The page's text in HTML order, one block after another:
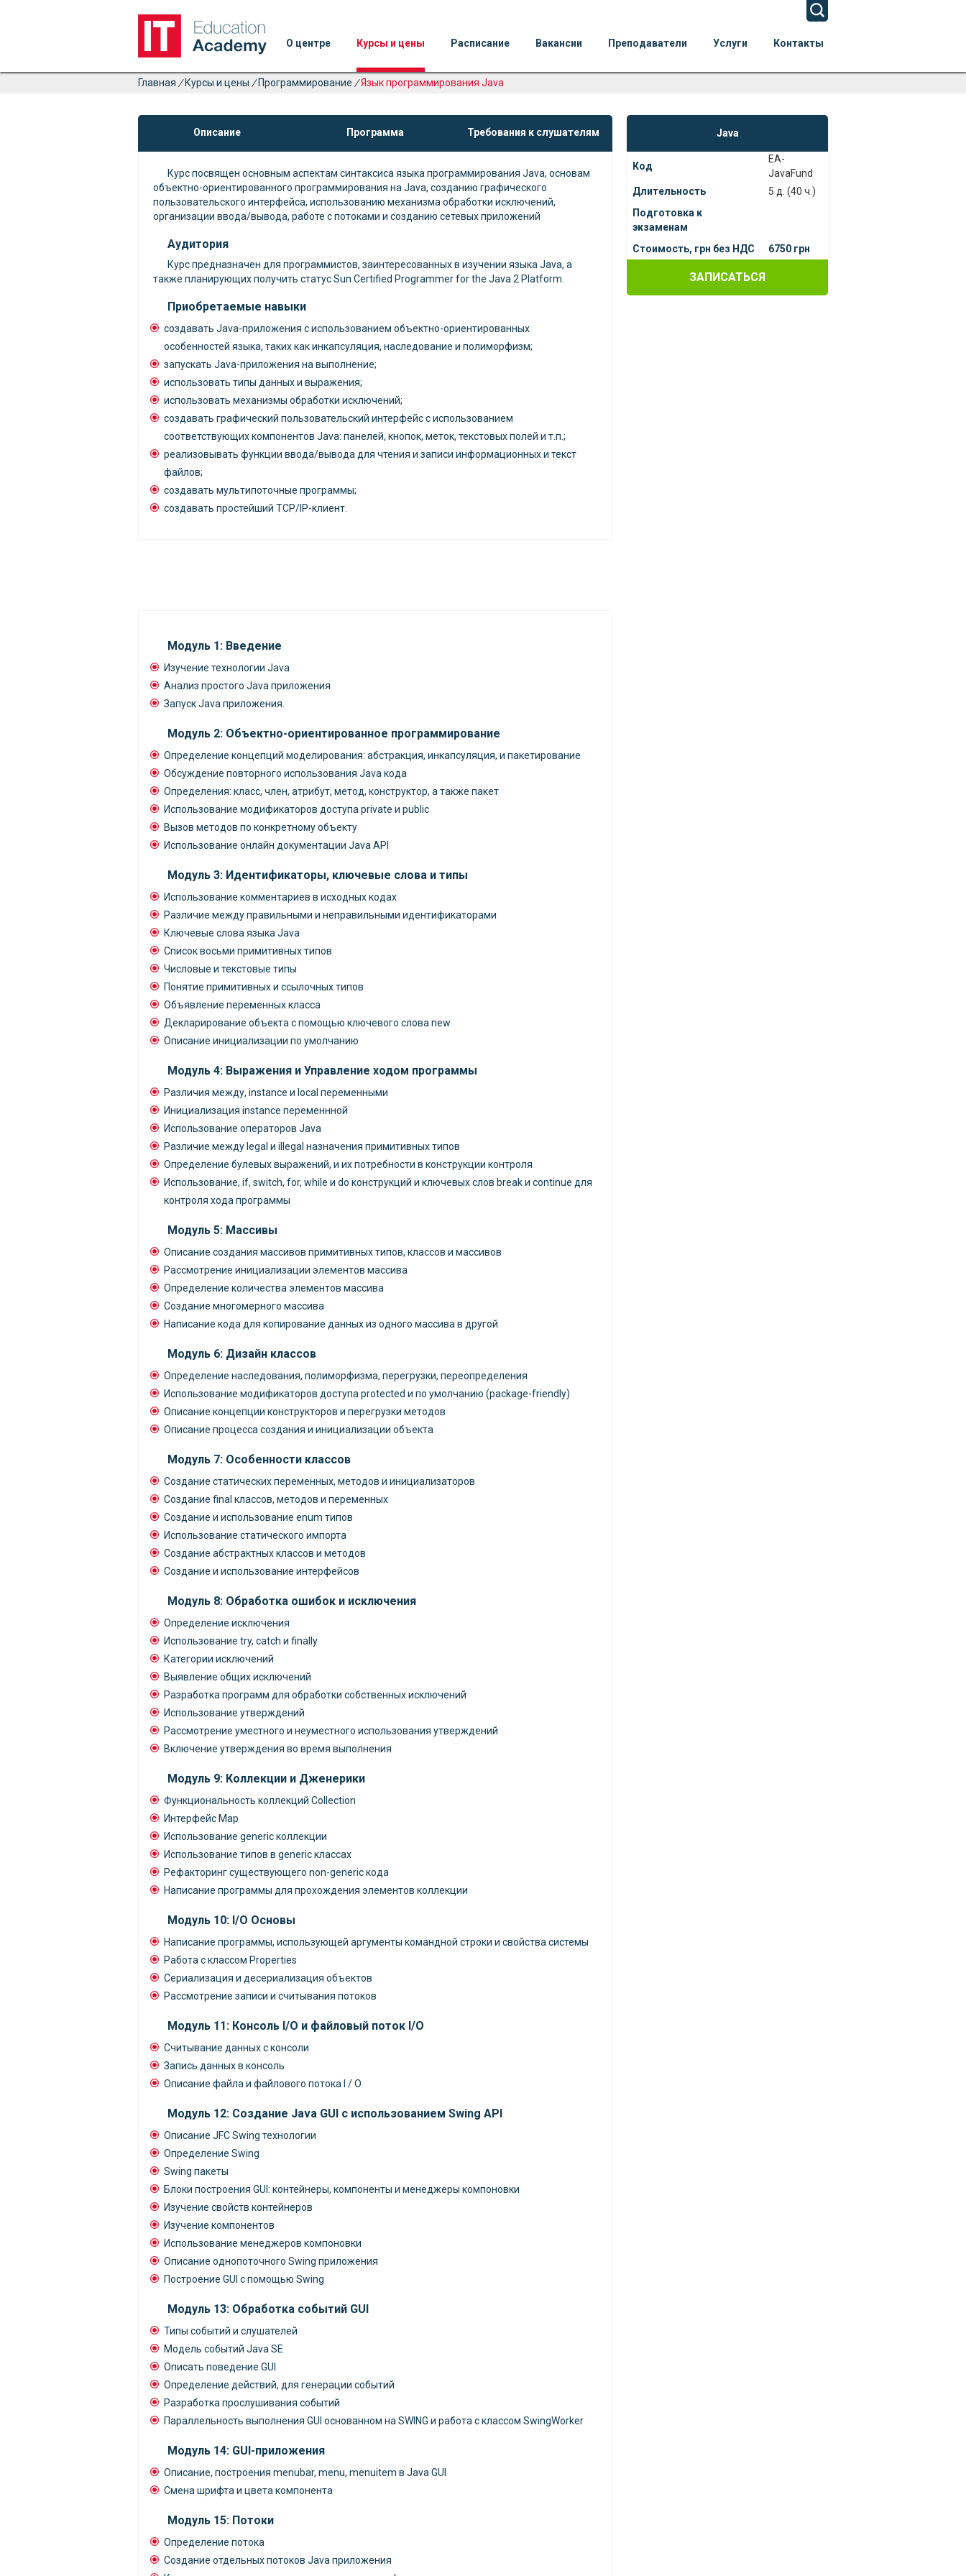
О центре Курсы и цены Расписание Вакансии Преподаватели Услуги Контакты
Главная / Курсы и цены / Программирование /Язык программирования Java
Java
Код
EA-
JavaFund
Длительность
5 д. (40 ч.)
Подготовка к
экзаменам
Стоимость, грн без НДС
6750 грн
ЗАПИСАТЬСЯ
Описание Программа Требования к слушателям
Курс посвящен основным аспектам синтаксиса языка программирования Java, основам
объектно-ориентированного программирования на Java, созданию графического
пользовательского интерфейса, использованию механизма обработки исключений,
организации ввода/вывода, работе с потоками и созданию сетевых приложений
Аудитория
Курс предназначен для программистов, заинтересованных в изучении языка Java, а
также планирующих получить статус Sun Certified Programmer for the Java 2 Platform.
Приобретаемые навыки
создавать Java-приложения с использованием объектно-ориентированных
особенностей языка, таких как инкапсуляция, наследование и полиморфизм;
запускать Java-приложения на выполнение;
использовать типы данных и выражения;
использовать механизмы обработки исключений;
создавать графический пользовательский интерфейс с использованием
соответствующих компонентов Java: панелей, кнопок, меток, текстовых полей и т.п.;
реализовывать функции ввода/вывода для чтения и записи информационных и текст
файлов;
создавать мультипоточные программы;
создавать простейший TCP/IP-клиент.
Модуль 1: Введение
Изучение технологии Java
Анализ простого Java приложения
Запуск Java приложения.
Модуль 2: Объектно-ориентированное программирование
Определение концепций моделирования: абстракция, инкапсуляция, и пакетирование
Обсуждение повторного использования Java кода
Определения: класс, член, атрибут, метод, конструктор, а также пакет
Использование модификаторов доступа private и public
Вызов методов по конкретному объекту
Использование онлайн документации Java API
Модуль 3: Идентификаторы, ключевые слова и типы
Использование комментариев в исходных кодах
Различие между правильными и неправильными идентификаторами
Ключевые слова языка Java
Список восьми примитивных типов
Числовые и текстовые типы
Понятие примитивных и ссылочных типов
Объявление переменных класса
Декларирование объекта с помощью ключевого слова new
Описание инициализации по умолчанию
Модуль 4: Выражения и Управление ходом программы
Различия между, instance и local переменными
Инициализация instance переменнной
Использование операторов Java
Различие между legal и illegal назначения примитивных типов
Определение булевых выражений, и их потребности в конструкции контроля
Использование, if, switch, for, while и do конструкций и ключевых слов break и continue для
контроля хода программы
Модуль 5: Массивы
Описание создания массивов примитивных типов, классов и массивов
Рассмотрение инициализации элементов массива
Определение количества элементов массива
Создание многомерного массива
Написание кода для копирование данных из одного массива в другой
Модуль 6: Дизайн классов
Определение наследования, полиморфизма, перегрузки, переопределения
Использование модификаторов доступа protected и по умолчанию (package-friendly)
Описание концепции конструкторов и перегрузки методов
Описание процесса создания и инициализации объекта
Модуль 7: Особенности классов
Создание статических переменных, методов и инициализаторов
Создание final классов, методов и переменных
Создание и использование enum типов
Использование статического импорта
Создание абстрактных классов и методов
Создание и использование интерфейсов
Модуль 8: Обработка ошибок и исключения
Определение исключения
Использование try, catch и finally
Категории исключений
Выявление общих исключений
Разработка программ для обработки собственных исключений
Использование утверждений
Рассмотрение уместного и неуместного использования утверждений
Включение утверждения во время выполнения
Модуль 9: Коллекции и Дженерики
Функциональность коллекций Collection
Интерфейс Map
Использование generic коллекции
Использование типов в generic классах
Рефакторинг существующего non-generic кода
Написание программы для прохождения элементов коллекции
Модуль 10: I/O Основы
Написание программы, использующей аргументы командной строки и свойства системы
Работа с классом Properties
Сериализация и десериализация объектов
Рассмотрение записи и считывания потоков
Модуль 11: Консоль I/O и файловый поток I/O
Считывание данных с консоли
Запись данных в консоль
Описание файла и файлового потока I / O
Модуль 12: Создание Java GUI c использованием Swing API
Описание JFC Swing технологии
Определение Swing
Swing пакеты
Блоки построения GUI: контейнеры, компоненты и менеджеры компоновки
Изучение свойств контейнеров
Изучение компонентов
Использование менеджеров компоновки
Описание однопоточного Swing приложения
Построение GUI с помощью Swing
Модуль 13: Обработка событий GUI
Типы событий и слушателей
Модель событий Java SE
Описать поведение GUI
Определение действий, для генерации событий
Разработка прослушивания событий
Параллельность выполнения GUI основанном на SWING и работа с классом SwingWorker
Модуль 14: GUI-приложения
Описание, построения menubar, menu, menuitem в Java GUI
Смена шрифта и цвета компонента
Модуль 15: Потоки
Определение потока
Создание отдельных потоков Java приложения